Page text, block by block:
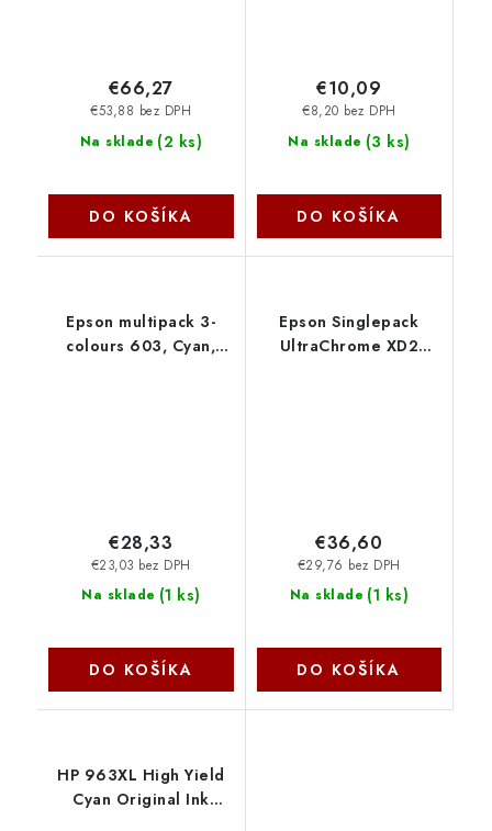
Na sklade (2 ks)
€53,88 bez DPH
€66,27
DO KOŠÍKA
Na sklade (3 ks)
€8,20 bez DPH
€10,09
DO KOŠÍKA
Epson multipack 3-
colours 603, Cyan,
Na sklade (1 ks)
€23,03 bez DPH
€28,33
DO KOŠÍKA
Epson Singlepack
UltraChrome XD2
Na sklade (1 ks)
€29,76 bez DPH
€36,60
DO KOŠÍKA
HP 963XL High Yield
Cyan Original Ink